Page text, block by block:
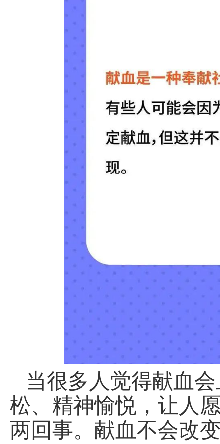
当很多人觉得献血
松、精神愉悦，让人
两回事。献血不会改